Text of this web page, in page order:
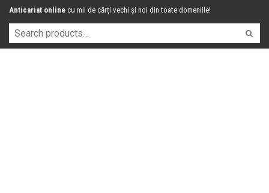
Anticariat online cu mii de cărți vechi și noi din toate domeniile!